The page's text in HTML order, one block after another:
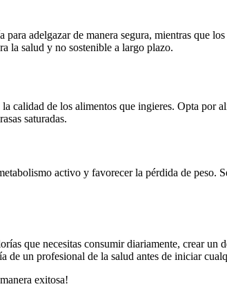
adelgazar de manera segura, mientras que
la salud y no sostenible a largo plazo.
calidad de los alimentos que ingieres. Opta por
saturadas.
activo y favorecer la pérdida de peso.
que necesitas consumir diariamente, crear
de un profesional de la salud antes de iniciar
exitosa!